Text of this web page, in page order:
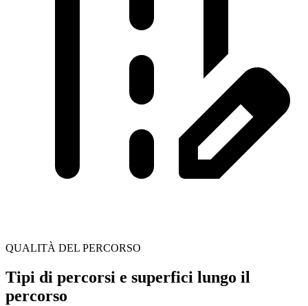
QUALITÀ DEL PERCORSO
Tipi di percorsi e superfici lungo il
percorso